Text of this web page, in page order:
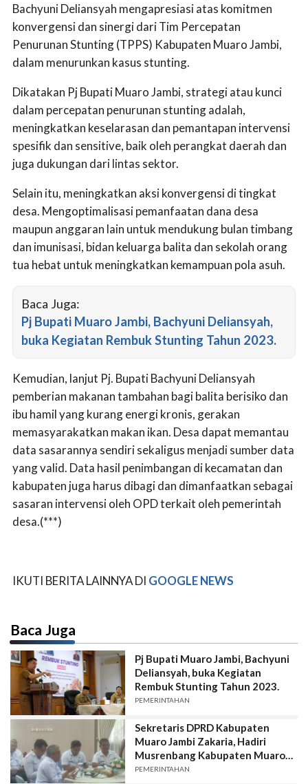
Bachyuni Deliansyah mengapresiasi atas komitmen
konvergensi dan sinergi dari Tim Percepatan
Penurunan Stunting (TPPS) Kabupaten Muaro Jambi,
dalam menurunkan kasus stunting.
Dikatakan Pj Bupati Muaro Jambi, strategi atau kunci
dalam percepatan penurunan stunting adalah,
meningkatkan keselarasan dan pemantapan intervensi
spesifik dan sensitive, baik oleh perangkat daerah dan
juga dukungan dari lintas sektor.
Selain itu, meningkatkan aksi konvergensi di tingkat
desa. Mengoptimalisasi pemanfaatan dana desa
maupun anggaran lain untuk mendukung bulan timbang
dan imunisasi, bidan keluarga balita dan sekolah orang
tua hebat untuk meningkatkan kemampuan pola asuh.
Baca Juga:
Pj Bupati Muaro Jambi, Bachyuni Deliansyah,
buka Kegiatan Rembuk Stunting Tahun 2023.
Kemudian, lanjut Pj. Bupati Bachyuni Deliansyah
pemberian makanan tambahan bagi balita berisiko dan
ibu hamil yang kurang energi kronis, gerakan
memasyarakatkan makan ikan. Desa dapat memantau
data sasarannya sendiri sekaligus menjadi sumber data
yang valid. Data hasil penimbangan di kecamatan dan
kabupaten juga harus dibagi dan dimanfaatkan sebagai
sasaran intervensi oleh OPD terkait oleh pemerintah
desa.(***)
IKUTI BERITA LAINNYA DI GOOGLE NEWS
Baca Juga
Pj Bupati Muaro Jambi, Bachyuni
Deliansyah, buka Kegiatan
Rembuk Stunting Tahun 2023.
PEMERINTAHAN
Sekretaris DPRD Kabupaten
Muaro Jambi Zakaria, Hadiri
Musrenbang Kabupaten Muaro
Jambi
PEMERINTAHAN